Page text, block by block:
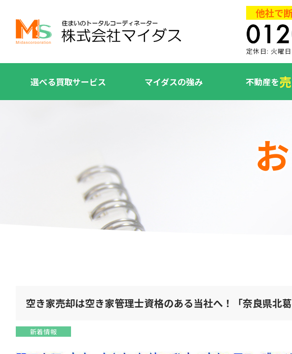
他社で
定休日: 火曜
選べる買取サービス マイダスの強み 不動産を
空き家売却は空き家管理士資格のある当社へ！「奈良県北葛
新着情報